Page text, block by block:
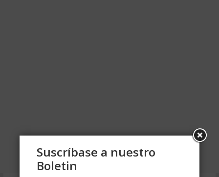
Suscríbase a nuestro
Boletin